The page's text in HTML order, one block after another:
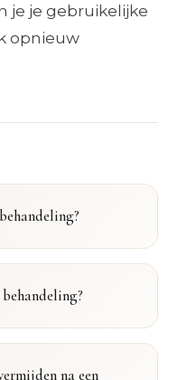
je je gebruikelijke
opnieuw
na een